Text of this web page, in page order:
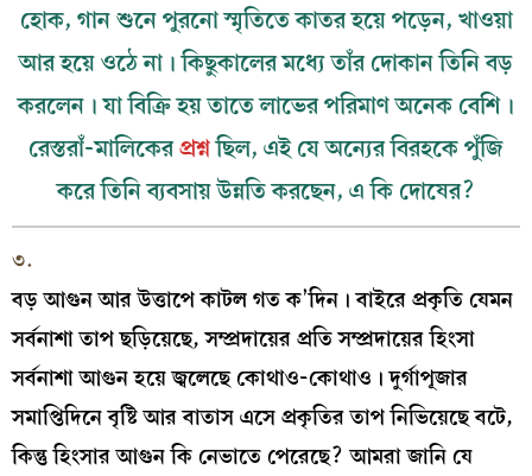
হোক, গান শুনে পুরনো স্মৃতিতে কাতর হয়ে পড়েন, খাওয়া
আর হয়ে ওঠে না। কিছুকালের মধ্যে তাঁর দোকান তিনি বড়
করলেন। যা বিক্রি হয় তাতে লাভের পরিমাণ অনেক বেশি।
রেস্তরাঁ-মালিকেরপ্রশ্নছিল, এই যে অন্যের বিরহকে পুঁজি
করে তিনি ব্যবসায় উন্নতি করছেন, এ কি দোষের?
৩.
বড় আগুন আর উত্তাপে কাটল গত ক’দিন। বাইরে প্রকৃতি যেমন
সর্বনাশা তাপ ছড়িয়েছে, সম্প্রদায়ের প্রতি সম্প্রদায়ের হিংসা
সর্বনাশা আগুন হয়ে জ্বলেছে কোথাও-কোথাও। দুর্গাপূজার
সমাপ্তিদিনে বৃষ্টি আর বাতাস এসে প্রকৃতির তাপ নিভিয়েছে বটে,
কিন্তু হিংসার আগুন কি নেভাতে পেরেছে? আমরা জানি যে